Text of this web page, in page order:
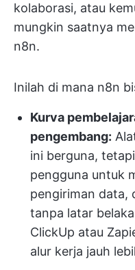
kolaborasi, atau
mungkin saatnya
n8n.
Inilah di mana n8n
Kurva
pengembang:
ini berguna,
pengguna untuk
pengiriman data,
tanpa latar
ClickUp atau
alur kerja jauh